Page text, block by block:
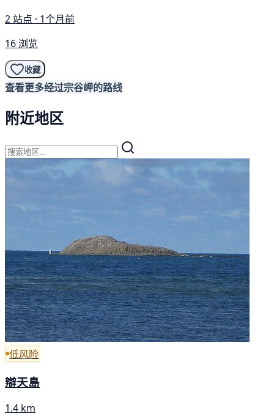
2 站点 · 1个月前
16 浏览
收藏
查看更多经过宗谷岬的路线
附近地区
低风险
辯天島
1.4 km